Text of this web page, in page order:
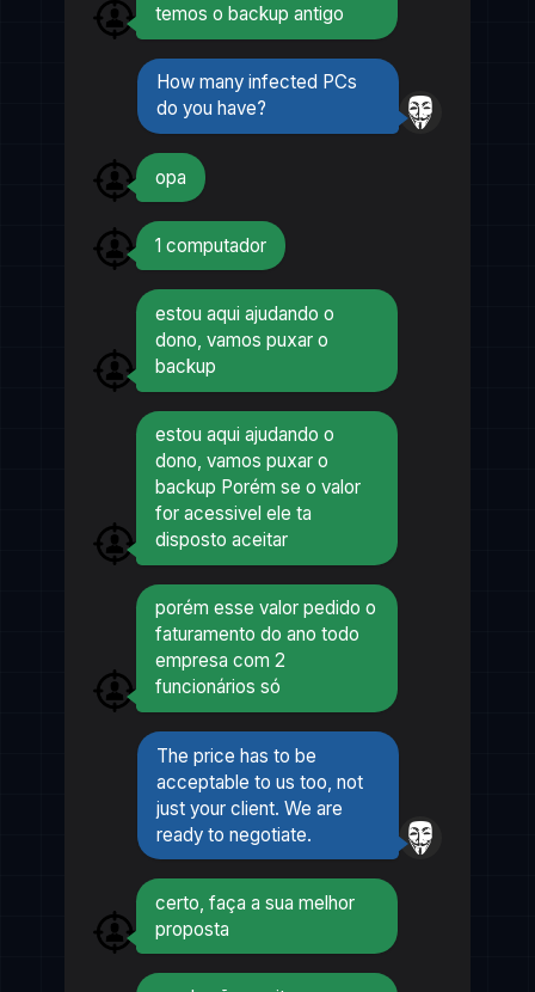
temos o backup antigo
How many infected PCs
do you have?
opa
1 computador
estou aqui ajudando o
dono, vamos puxar o
backup
estou aqui ajudando o
dono, vamos puxar o
backup Porém se o valor
for acessivel ele ta
disposto aceitar
porém esse valor pedido o
faturamento do ano todo
empresa com 2
funcionários só
The price has to be
acceptable to us too, not
just your client. We are
ready to negotiate.
certo, faça a sua melhor
proposta